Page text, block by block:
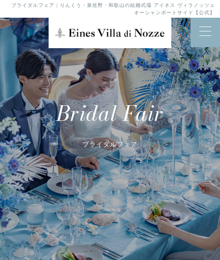
ブライダルフェア | りんくう・泉佐野・和歌山の結婚式場 アイネス ヴィラノッツェ
オーシャンポートサイド【公式】
Bridal Fair
ブライダルフェア